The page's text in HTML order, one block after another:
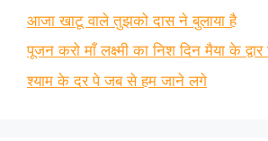
आजा खाटू वाले तुझको दास ने बुलाया है
पूजन करो माँ लक्ष्मी का निश दिन मैया के
श्याम के दर पे जब से हम जाने लगे